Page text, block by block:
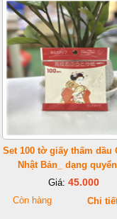
Set 100 tờ giấy thấm dầu
Nhật Bản_ dạng
Giá: 45.000
Còn hàng Chi